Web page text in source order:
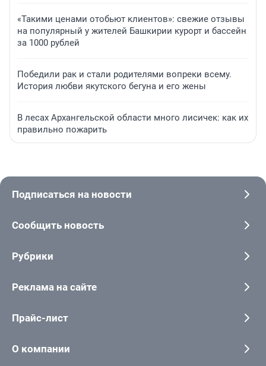
«Такими ценами отобьют клиентов»: свежие отзывы
на популярный у жителей Башкирии курорт и бассейн
за 1000 рублей
Победили рак и стали родителями вопреки всему.
История любви якутского бегуна и его жены
В лесах Архангельской области много лисичек: как их
правильно пожарить
Подписаться на новости
Сообщить новость
Рубрики
Реклама на сайте
Прайс-лист
О компании